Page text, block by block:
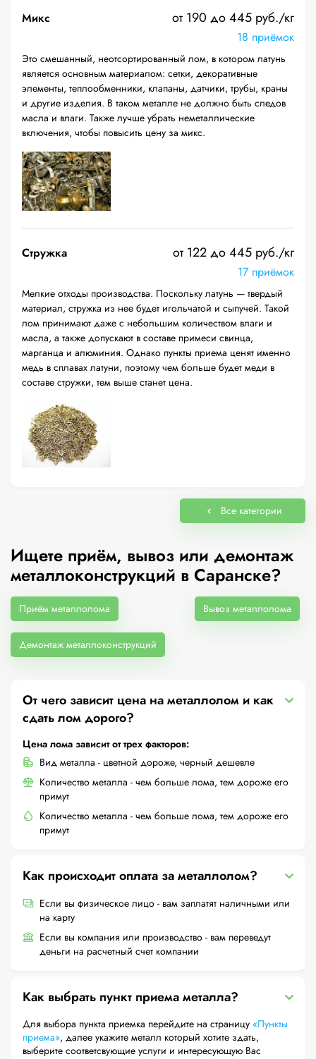
Микс от 190 до 445 руб./кг
18 приёмок
Это смешанный, неотсортированный лом, в котором латунь
является основным материалом: сетки, декоративные
элементы, теплообменники, клапаны, датчики, трубы, краны
и другие изделия. В таком металле не должно быть следов
масла и влаги. Также лучше убрать неметаллические
включения, чтобы повысить цену за микс.
Стружка от 122 до 445 руб./кг
17 приёмок
Мелкие отходы производства. Поскольку латунь — твердый
материал, стружка из нее будет игольчатой и сыпучей. Такой
лом принимают даже с небольшим количеством влаги и
масла, а также допускают в составе примеси свинца,
марганца и алюминия. Однако пункты приема ценят именно
медь в сплавах латуни, поэтому чем больше будет меди в
составе стружки, тем выше станет цена.
Все категории
Ищете приём, вывоз или демонтаж
металлоконструкций в Саранске?
Приём металлолома Вывоз металлолома
Демонтаж металлоконструкций
От чего зависит цена на металлолом и как
сдать лом дорого?
Цена лома зависит от трех факторов:
Вид металла - цветной дороже, черный дешевле
Количество металла - чем больше лома, тем дороже его
примут
Количество металла - чем больше лома, тем дороже его
примут
Как происходит оплата за металлолом?
Если вы физическое лицо - вам заплатят наличными или
на карту
Если вы компания или производство - вам переведут
деньги на расчетный счет компании
Как выбрать пункт приема металла?
Для выбора пункта приемка перейдите на страницу «Пункты
приема», далее укажите металл который хотите здать,
выберите соответсвующие услуги и интересующую Вас